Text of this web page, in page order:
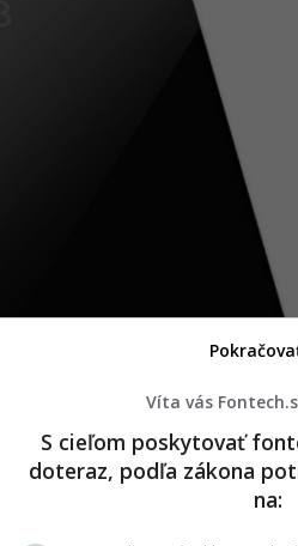
Víta vás
S cieľom poskytovať
doteraz, podľa zákona
na: